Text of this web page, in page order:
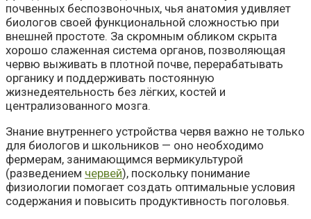
почвенных беспозвоночных, чья анатомия удивляет
биологов своей функциональной сложностью при
внешней простоте. За скромным обликом скрыта
хорошо слаженная система органов, позволяющая
червю выживать в плотной почве, перерабатывать
органику и поддерживать постоянную
жизнедеятельность без лёгких, костей и
централизованного мозга.
Знание внутреннего устройства червя важно не только
для биологов и школьников — оно необходимо
фермерам, занимающимся вермикультурой
(разведением червей), поскольку понимание
физиологии помогает создать оптимальные условия
содержания и повысить продуктивность поголовья.